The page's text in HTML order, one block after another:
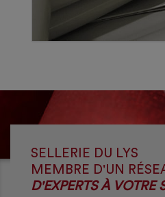
SELLERIE DU LYS
MEMBRE D'UN
D'EXPERTS À VOTRE